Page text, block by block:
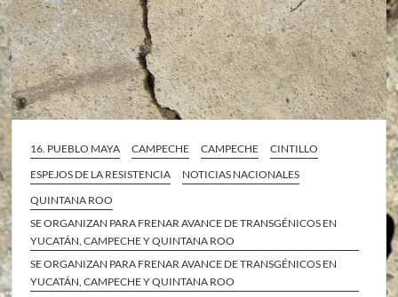
16. PUEBLO MAYA CAMPECHE CAMPECHE
CINTILLO
ESPEJOS DE LA RESISTENCIA
NOTICIAS NACIONALES
QUINTANA ROO
SE ORGANIZAN PARA FRENAR AVANCE DE TRANSGÉNICOS EN
YUCATÁN, CAMPECHE Y QUINTANA ROO
SE ORGANIZAN PARA FRENAR AVANCE DE TRANSGÉNICOS EN
YUCATÁN, CAMPECHE Y QUINTANA ROO